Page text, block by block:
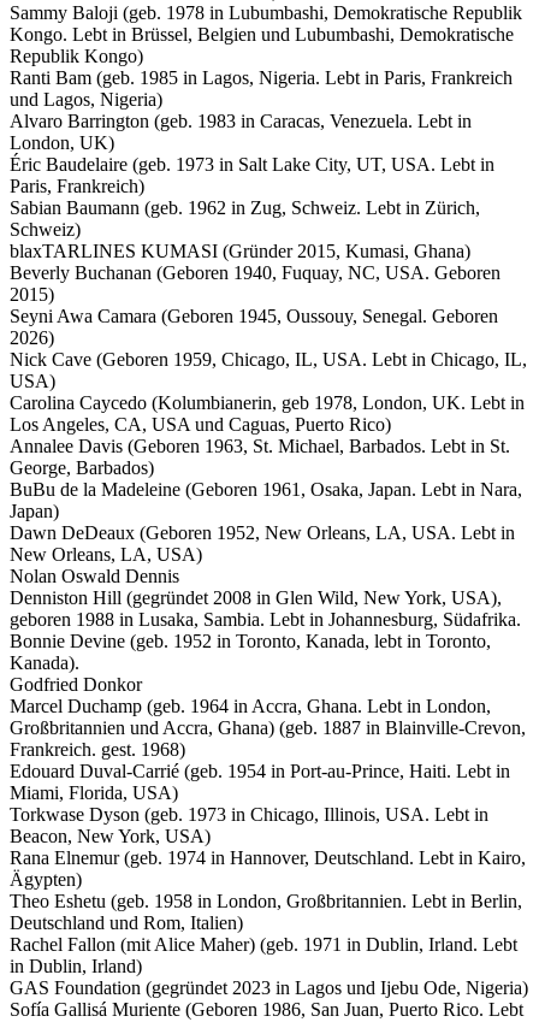
Sammy Baloji (geb. 1978 in Lubumbashi, Demokratische Republik
Kongo. Lebt in Brüssel, Belgien und Lubumbashi, Demokratische
Republik Kongo)
Ranti Bam (geb. 1985 in Lagos, Nigeria. Lebt in Paris, Frankreich
und Lagos, Nigeria)
Alvaro Barrington (geb. 1983 in Caracas, Venezuela. Lebt in
London, UK)
Éric Baudelaire (geb. 1973 in Salt Lake City, UT, USA. Lebt in
Paris, Frankreich)
Sabian Baumann (geb. 1962 in Zug, Schweiz. Lebt in Zürich,
Schweiz)
blaxTARLINES KUMASI (Gründer 2015, Kumasi, Ghana)
Beverly Buchanan (Geboren 1940, Fuquay, NC, USA. Geboren
2015)
Seyni Awa Camara (Geboren 1945, Oussouy, Senegal. Geboren
2026)
Nick Cave (Geboren 1959, Chicago, IL, USA. Lebt in Chicago, IL,
USA)
Carolina Caycedo (Kolumbianerin, geb 1978, London, UK. Lebt in
Los Angeles, CA, USA und Caguas, Puerto Rico)
Annalee Davis (Geboren 1963, St. Michael, Barbados. Lebt in St.
George, Barbados)
BuBu de la Madeleine (Geboren 1961, Osaka, Japan. Lebt in Nara,
Japan)
Dawn DeDeaux (Geboren 1952, New Orleans, LA, USA. Lebt in
New Orleans, LA, USA)
Nolan Oswald Dennis
Denniston Hill (gegründet 2008 in Glen Wild, New York, USA),
geboren 1988 in Lusaka, Sambia. Lebt in Johannesburg, Südafrika.
Bonnie Devine (geb. 1952 in Toronto, Kanada, lebt in Toronto,
Kanada).
Godfried Donkor
Marcel Duchamp (geb. 1964 in Accra, Ghana. Lebt in London,
Großbritannien und Accra, Ghana) (geb. 1887 in Blainville-Crevon,
Frankreich. gest. 1968)
Edouard Duval-Carrié (geb. 1954 in Port-au-Prince, Haiti. Lebt in
Miami, Florida, USA)
Torkwase Dyson (geb. 1973 in Chicago, Illinois, USA. Lebt in
Beacon, New York, USA)
Rana Elnemur (geb. 1974 in Hannover, Deutschland. Lebt in Kairo,
Ägypten)
Theo Eshetu (geb. 1958 in London, Großbritannien. Lebt in Berlin,
Deutschland und Rom, Italien)
Rachel Fallon (mit Alice Maher) (geb. 1971 in Dublin, Irland. Lebt
in Dublin, Irland)
GAS Foundation (gegründet 2023 in Lagos und Ijebu Ode, Nigeria)
Sofía Gallisá Muriente (Geboren 1986, San Juan, Puerto Rico. Lebt